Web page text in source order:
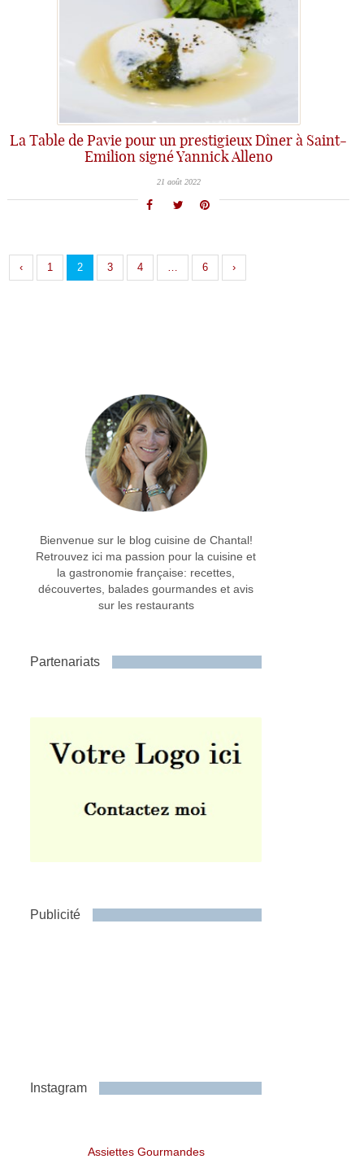
La Table de Pavie pour un prestigieux Dîner à Saint-
Emilion signé Yannick Alleno
21 août 2022
‹ 1 2 3 4 … 6 ›
Bienvenue sur le blog cuisine de Chantal!
Retrouvez ici ma passion pour la cuisine et
la gastronomie française: recettes,
découvertes, balades gourmandes et avis
sur les restaurants
Partenariats
Publicité
Instagram
Assiettes Gourmandes